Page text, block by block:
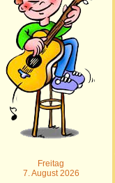
Freitag
7. August 2026